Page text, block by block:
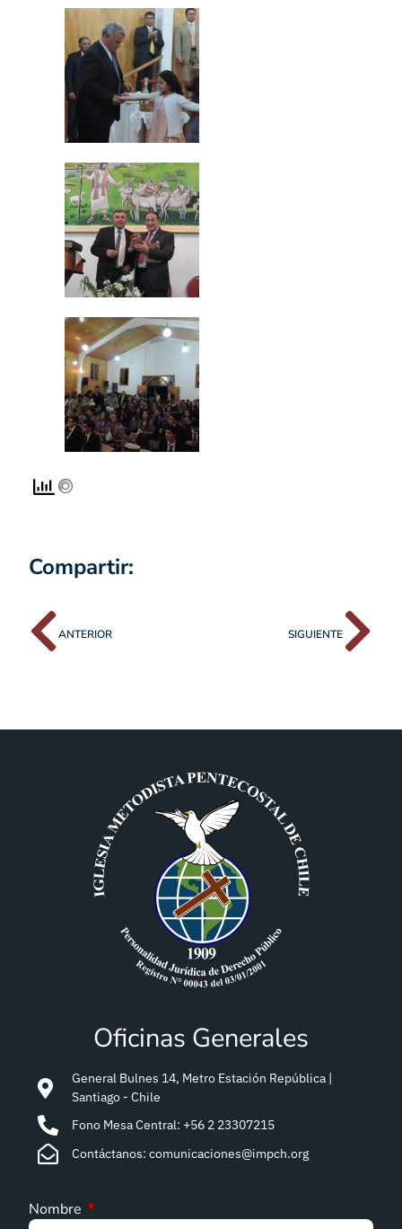
Compartir:
ANTERIOR SIGUIENTE
Oficinas Generales
General Bulnes 14, Metro Estación República |
Santiago - Chile
Fono Mesa Central: +56 2 23307215
Contáctanos: comunicaciones@impch.org
Nombre